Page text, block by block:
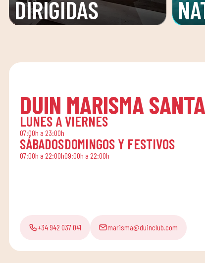
DIRIGIDAS
DUIN MARISMA
LUNES A VIERNES
07:00h a 23:00h
SÁBADOS
07:00h a 22:00h
DOMINGOS Y FESTIVOS
09:00h a 22:00h
+34 942 037 041 marisma@duinclub.com